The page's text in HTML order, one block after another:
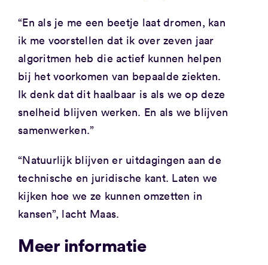
“En als je me een beetje laat dromen, kan
ik me voorstellen dat ik over zeven jaar
algoritmen heb die actief kunnen helpen
bij het voorkomen van bepaalde ziekten.
Ik denk dat dit haalbaar is als we op deze
snelheid blijven werken. En als we blijven
samenwerken.”
“Natuurlijk blijven er uitdagingen aan de
technische en juridische kant. Laten we
kijken hoe we ze kunnen omzetten in
kansen”, lacht Maas.
Meer informatie